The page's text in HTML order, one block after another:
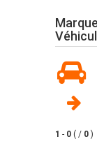
1 - 0 ( / 0 )